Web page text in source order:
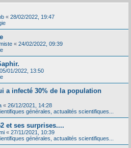
« 28/02/2022, 19:47
« 24/02/2022, 09:39
05/01/2022, 13:50
a infecté 30% de la population
« 26/12/2021, 14:28
générales, actualités scientifiques...
et ses surprises....
« 27/11/2021, 10:39
générales, actualités scientifiques...